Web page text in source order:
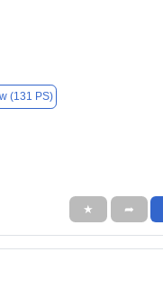
(131 PS)
★ ➦